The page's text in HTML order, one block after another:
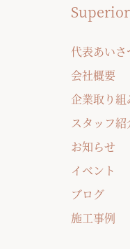
代表あいさ
会社概要
企業取り組
スタッフ紹
お知らせ
イベント
ブログ
施工事例